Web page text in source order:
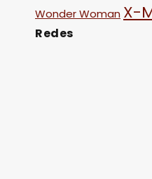
Wonder Woman X-
Redes